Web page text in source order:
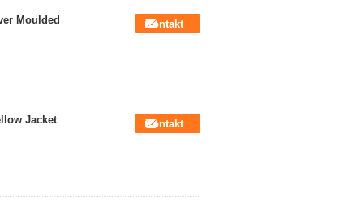
Moulded
Kontakt
Jacket
Kontakt